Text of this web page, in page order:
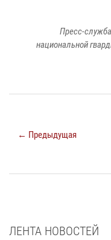
Пресс-
национальной
← Предыдущая
ЛЕНТА НОВОСТЕЙ